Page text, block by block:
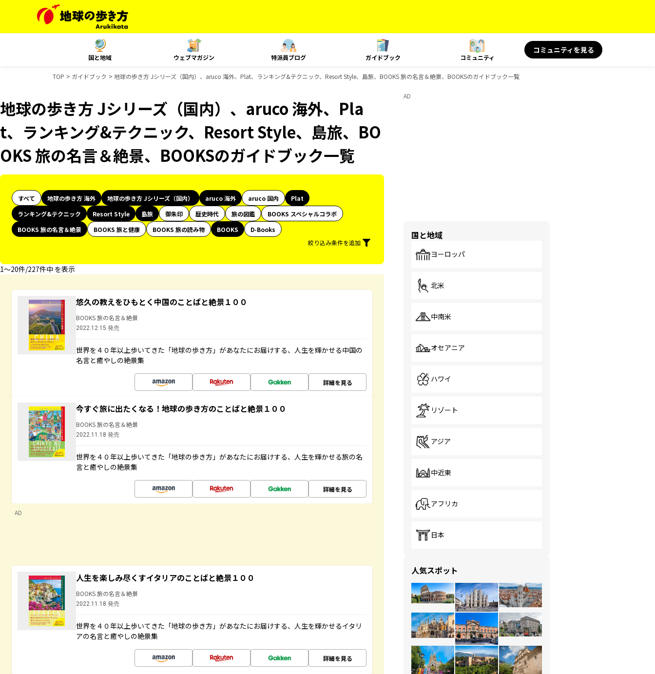
国と地域 ウェブマガジン 特派員ブログ ガイドブック コミュニティ
コミュニティを見る
TOP ガイドブック 地球の歩き方 Jシリーズ（国内）、aruco 海外、Plat、ランキング&テクニック、Resort Style、島旅、BOOKS 旅の名言＆絶景、BOOKSのガイドブック一覧
地球の歩き方 Jシリーズ（国内）、aruco 海外、Pla
t、ランキング&テクニック、Resort Style、島旅、BO
OKS 旅の名言＆絶景、BOOKSのガイドブック一覧
すべて 地球の歩き方 海外 地球の歩き方 Jシリーズ（国内） aruco 海外 aruco 国内
Plat
ランキング&テクニック
Resort Style 島旅 御朱印 歴史時代 旅の図鑑
BOOKS スペシャルコラボ
BOOKS 旅の名言＆絶景
BOOKS 旅と健康 BOOKS 旅の読み物 BOOKS
D-Books
絞り込み条件を追加
1〜20件/227件中 を表示
悠久の教えをひもとく中国のことばと絶景１００
BOOKS 旅の名言＆絶景
2022.12.15 発売
世界を４０年以上歩いてきた「地球の歩き方」があなたにお届けする、人生を輝かせる中国の
名言と癒やしの絶景集
詳細を見る
今すぐ旅に出たくなる！地球の歩き方のことばと絶景１００
BOOKS 旅の名言＆絶景
2022.11.18 発売
世界を４０年以上歩いてきた「地球の歩き方」があなたにお届けする、人生を輝かせる旅の名
言と癒やしの絶景集
詳細を見る
AD
人生を楽しみ尽くすイタリアのことばと絶景１００
BOOKS 旅の名言＆絶景
2022.11.18 発売
世界を４０年以上歩いてきた「地球の歩き方」があなたにお届けする、人生を輝かせるイタリ
アの名言と癒やしの絶景集
詳細を見る
AD
国と地域
ヨーロッパ
北米
中南米
オセアニア
ハワイ
リゾート
アジア
中近東
アフリカ
日本
人気スポット